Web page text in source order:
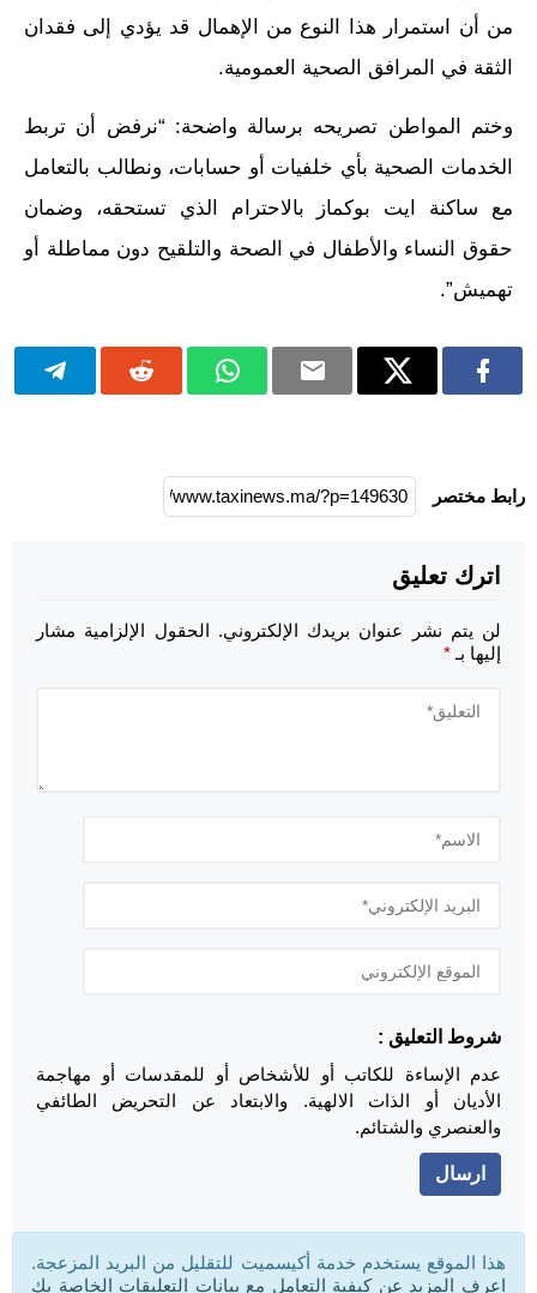
من أن استمرار هذا النوع من الإهمال قد يؤدي إلى فقدان
الثقة في المرافق الصحية العمومية.
وختم المواطن تصريحه برسالة واضحة: “نرفض أن تربط
الخدمات الصحية بأي خلفيات أو حسابات، ونطالب بالتعامل
مع ساكنة ايت بوكماز بالاحترام الذي تستحقه، وضمان
حقوق النساء والأطفال في الصحة والتلقيح دون مماطلة أو
تهميش”.
رابط مختصر
اترك تعليق
لن يتم نشر عنوان بريدك الإلكتروني. الحقول الإلزامية مشار
إليها بـ *
شروط التعليق :
عدم الإساءة للكاتب أو للأشخاص أو للمقدسات أو مهاجمة
الأديان أو الذات الالهية. والابتعاد عن التحريض الطائفي
والعنصري والشتائم.
هذا الموقع يستخدم خدمة أكيسميت للتقليل من البريد المزعجة.
اعرف المزيد عن كيفية التعامل مع بيانات التعليقات الخاصة بك